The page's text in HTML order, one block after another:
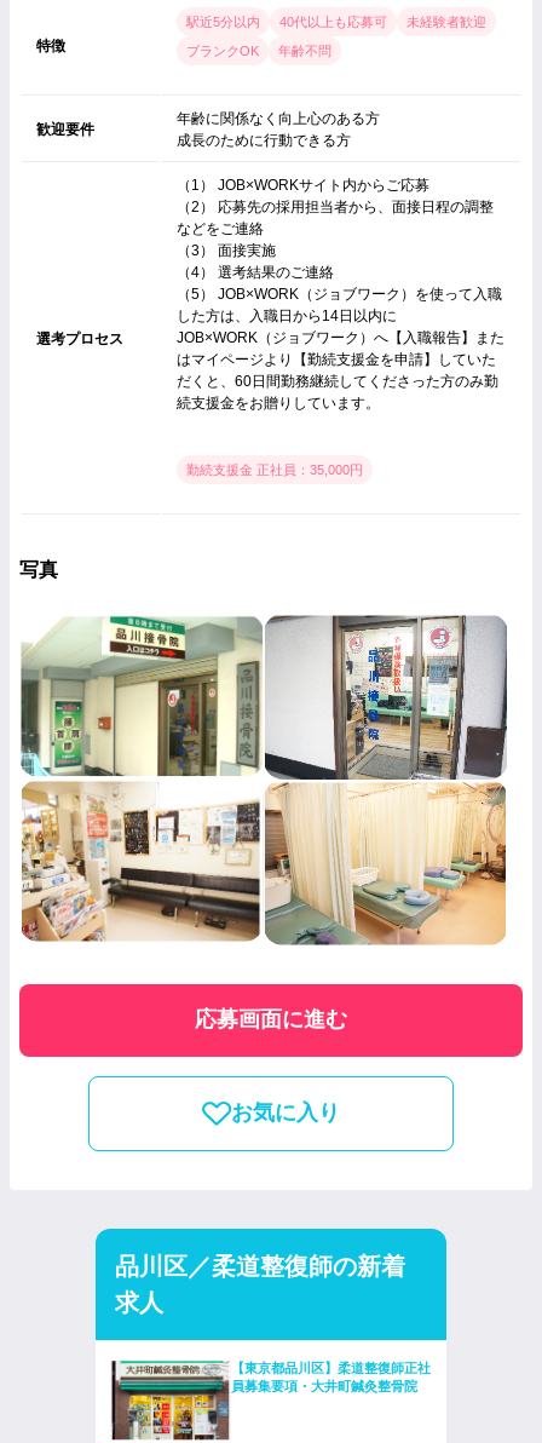
特徴
駅近5分以内 40代以上も応募可
未経験者歓迎
ブランクOK
年齢不問
歓迎要件
年齢に関係なく向上心のある方
成長のために行動できる方
選考プロセス
（1） JOB×WORKサイト内からご応募
（2） 応募先の採用担当者から、面接日程の調整
などをご連絡
（3） 面接実施
（4） 選考結果のご連絡
（5） JOB×WORK（ジョブワーク）を使って入職
した方は、入職日から14日以内に
JOB×WORK（ジョブワーク）へ【入職報告】また
はマイページより【勤続支援金を申請】していた
だくと、60日間勤務継続してくださった方のみ勤
続支援金をお贈りしています。
勤続支援金 正社員：35,000円
写真
応募画面に進む
お気に入り
品川区／柔道整復師の新着
求人
【東京都品川区】柔道整復師正社
員募集要項・大井町鍼灸整骨院